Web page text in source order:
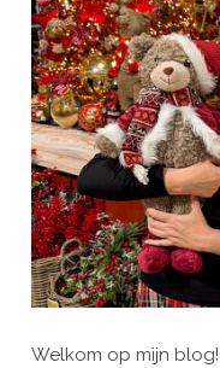
Welkom op mijn